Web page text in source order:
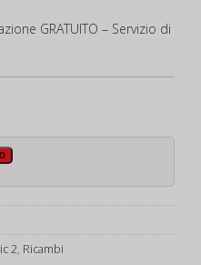
GRATUITO – Servizio di
2, Ricambi